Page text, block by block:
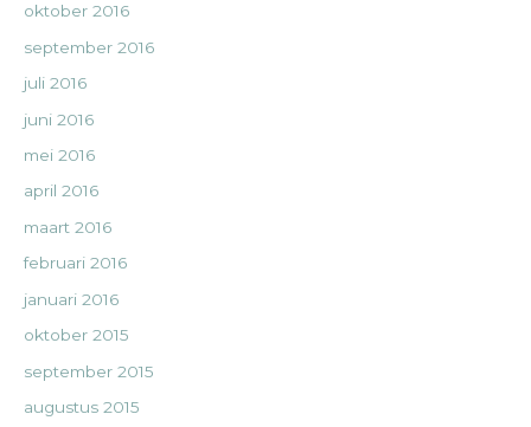
oktober 2016
september 2016
juli 2016
juni 2016
mei 2016
april 2016
maart 2016
februari 2016
januari 2016
oktober 2015
september 2015
augustus 2015